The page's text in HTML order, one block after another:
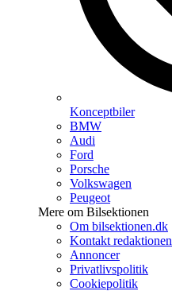
Konceptbiler
BMW
Audi
Ford
Porsche
Volkswagen
Peugeot
Mere om Bilsektionen
Om bilsektionen.dk
Kontakt redaktionen
Annoncer
Privatlivspolitik
Cookiepolitik